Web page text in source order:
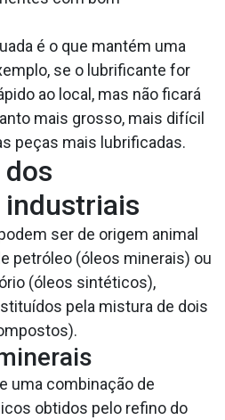
é o que mantém uma
se o lubrificante for
ao local, mas não ficará
mais grosso, mais difícil
peças mais lubrificadas.
ser de origem animal
petróleo (óleos minerais) ou
(óleos sintéticos),
pela mistura de dois
uma combinação de
obtidos pelo refino do